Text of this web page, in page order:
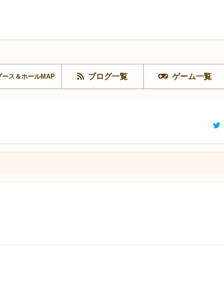
ース＆ホールMAP ブログ一覧 ゲーム一覧